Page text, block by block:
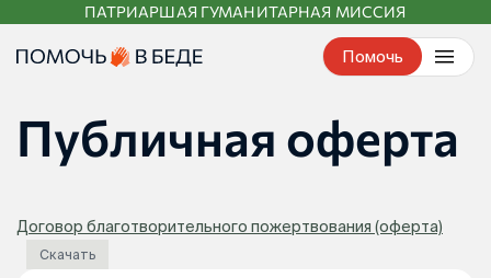
контенту
ПАТРИАРШАЯ ГУМАНИТАРНАЯ МИССИЯ
Помочь
Публичная оферта
Договор благотворительного пожертвования (оферта)
Скачать